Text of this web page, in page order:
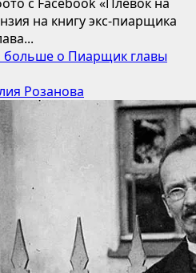
на книгу экс-пиарщика
больше о Пиарщик главы
Розанова